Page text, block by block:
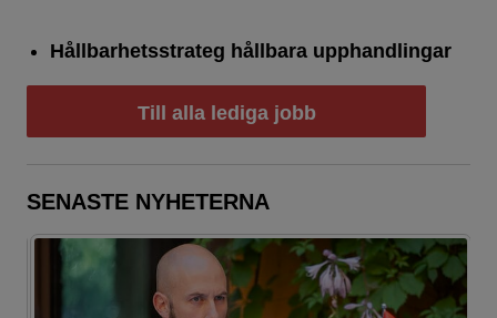
Hållbarhetsstrateg hållbara upphandlingar
Till alla lediga jobb
SENASTE NYHETERNA